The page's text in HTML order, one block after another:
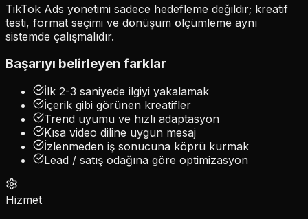
TikTok Ads yönetimi sadece hedefleme değildir; kreatif
testi, format seçimi ve dönüşüm ölçümleme aynı
sistemde çalışmalıdır.
Başarıyı belirleyen farklar
İlk 2-3 saniyede ilgiyi yakalamak
İçerik gibi görünen kreatifler
Trend uyumu ve hızlı adaptasyon
Kısa video diline uygun mesaj
İzlenmeden iş sonucuna köprü kurmak
Lead / satış odağına göre optimizasyon
Hizmet